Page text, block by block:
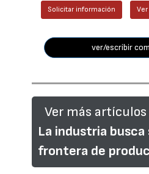
Solicitar información
ver/escribir
Ver más artículos
La industria busca
frontera de